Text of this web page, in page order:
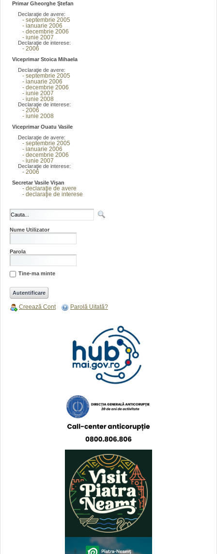
Primar Gheorghe Ştefan
Declaraţie de avere:
- septembrie 2005
- ianuarie 2006
- decembrie 2006
- iunie 2007
Declaraţie de interese:
- 2006
Viceprimar Stoica Mihaela
Declaraţie de avere:
- septembrie 2005
- ianuarie 2006
- decembrie 2006
- iunie 2007
- iunie 2008
Declaraţie de interese:
- 2006
- iunie 2008
Viceprimar Ouatu Vasile
Declaraţie de avere:
- septembrie 2005
- ianuarie 2006
- decembrie 2006
- iunie 2007
Declaraţie de interese:
- 2006
Secretar Vasile Vişan
- declaraţie de avere
- declaraţie de interese
Nume Utilizator
Parola
Tine-ma minte
Creează Cont Parolă Uitată?